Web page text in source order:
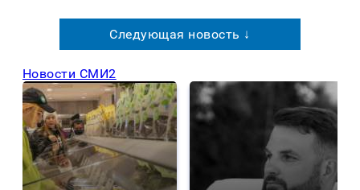
Следующая новость ↓
Новости СМИ2